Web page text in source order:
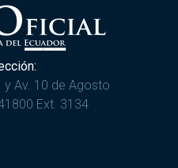
y Av. 10 de Agosto
Ext. 3134